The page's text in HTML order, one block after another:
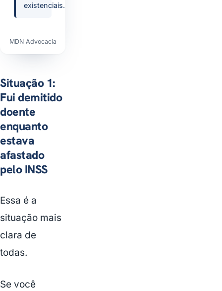
existenciais.
MDN Advocacia
Situação 1:
Fui demitido
doente
enquanto
estava
afastado
pelo INSS
Essa é a
situação mais
clara de
todas.
Se você